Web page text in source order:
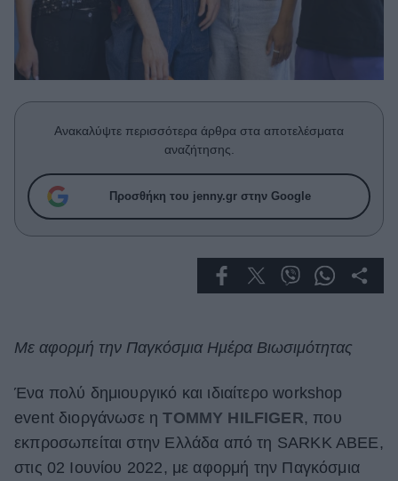
Working Girl
Real Women
Πρόσωπα
Συνεντεύξεις
Who
True Stories
Deco
Cooking
Green
Ανακαλύψτε περισσότερα άρθρα στα αποτελέσματα
αναζήτησης.
Προσθήκη του jenny.gr στην Google
Με αφορμή την Παγκόσμια Ημέρα Βιωσιμότητας
Ένα πολύ δημιουργικό και ιδιαίτερο workshop
event διοργάνωσε η TOMMY HILFIGER, που
εκπροσωπείται στην Ελλάδα από τη SARKK ABEE,
στις 02 Ιουνίου 2022, με αφορμή την Παγκόσμια